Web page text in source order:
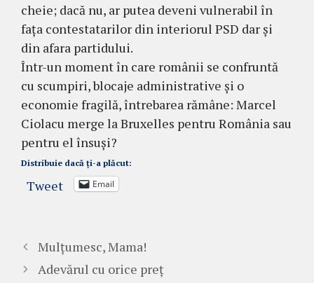
cheie; dacă nu, ar putea deveni vulnerabil în
fața contestatarilor din interiorul PSD dar și
din afara partidului.
Într-un moment în care românii se confruntă
cu scumpiri, blocaje administrative și o
economie fragilă, întrebarea rămâne: Marcel
Ciolacu merge la Bruxelles pentru România sau
pentru el însuși?
Distribuie dacă ți-a plăcut:
Tweet Email
Mulțumesc, Mama!
Adevărul cu orice preț